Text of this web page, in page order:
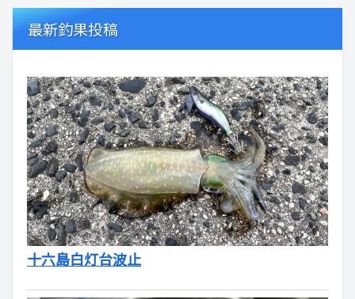
最新釣果投稿
十六島白灯台波止